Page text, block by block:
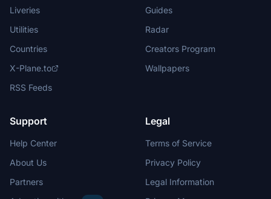
Liveries
Utilities
Countries
X-Plane.to
RSS Feeds
Guides
Radar
Creators Program
Wallpapers
Support
Help Center
About Us
Partners
Legal
Terms of Service
Privacy Policy
Legal Information